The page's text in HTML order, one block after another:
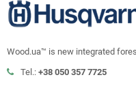
Wood.ua™ is new integrated
Tel.: +38 050 357 7725